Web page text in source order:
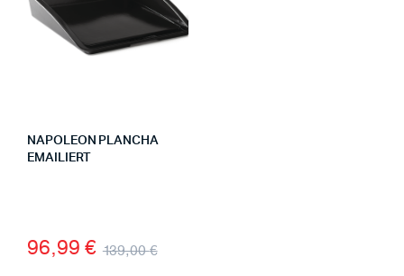
NAPOLEON PLANCHA
EMAILIERT
139,00€
96,99 €